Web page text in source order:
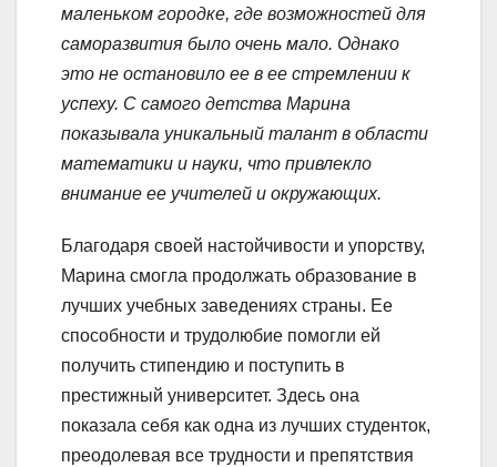
маленьком городке, где возможностей для
саморазвития было очень мало. Однако
это не остановило ее в ее стремлении к
успеху. С самого детства Марина
показывала уникальный талант в области
математики и науки, что привлекло
внимание ее учителей и окружающих.
Благодаря своей настойчивости и упорству,
Марина смогла продолжать образование в
лучших учебных заведениях страны. Ее
способности и трудолюбие помогли ей
получить стипендию и поступить в
престижный университет. Здесь она
показала себя как одна из лучших студенток,
преодолевая все трудности и препятствия